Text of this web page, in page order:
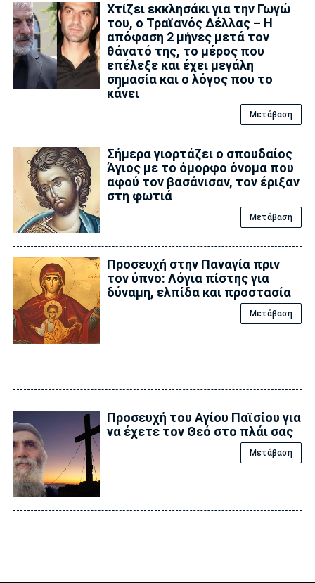
Xτίζει εκκλησάκι για την Γωγώ
του, ο Τραϊανός Δέλλας – Η
απόφαση 2 μήνες μετά τον
θάνατό της, το μέρος που
επέλεξε και έχει μεγάλη
σημασία και ο λόγος που το
κάνει
Μετάβαση
Σήμερα γιορτάζει ο σπουδαίος
Άγιος με το όμορφο όνομα που
αφού τον βασάνισαν, τον έριξαν
στη φωτιά
Μετάβαση
Προσευχή στην Παναγία πριν
τον ύπνο: Λόγια πίστης για
δύναμη, ελπίδα και προστασία
Μετάβαση
Προσευχή του Αγίου Παϊσίου για
να έχετε τον Θεό στο πλάι σας
Μετάβαση